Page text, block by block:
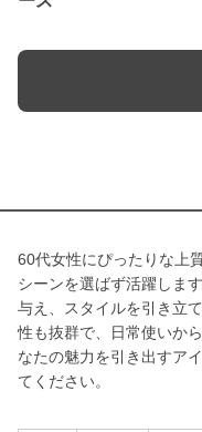
60代女性にぴったりな上
シーンを選ばず活躍しま
与え、スタイルを引き立
性も抜群で、日常使いか
なたの魅力を引き出すア
てください。